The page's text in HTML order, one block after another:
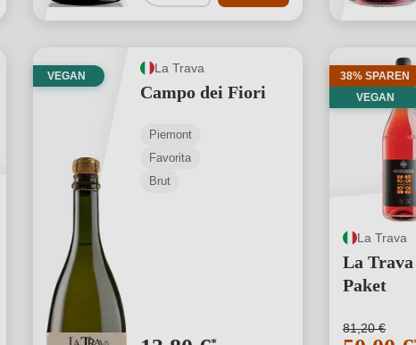
Sternen
VEGAN
La Trava
Campo dei Fiori
Piemont
Favorita
Brut
38% SPAREN
VEGAN
La Trava
La
Paket
81,20 €